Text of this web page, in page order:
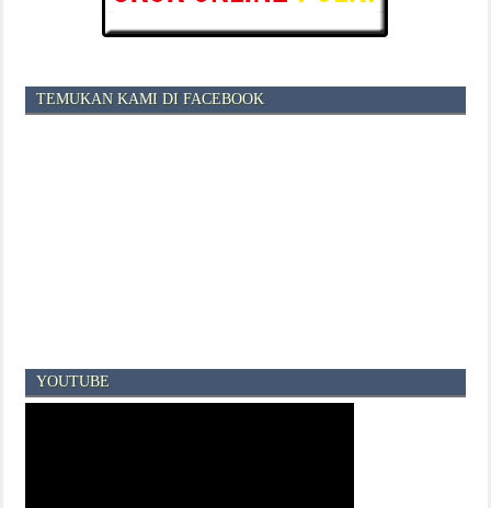
TEMUKAN KAMI DI FACEBOOK
YOUTUBE